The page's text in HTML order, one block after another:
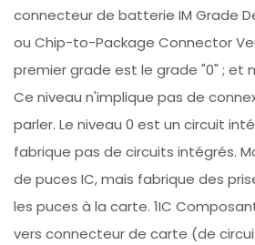
connecteur de batterie IM Grade
ou Chip-to-Package Connector
premier grade est le grade "0" ; et
Ce niveau n'implique pas de
parler. Le niveau 0 est un circuit
fabrique pas de circuits intégrés.
de puces IC, mais fabrique des
les puces à la carte. 1IC
vers connecteur de carte (de